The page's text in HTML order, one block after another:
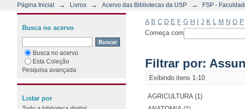
Página Inicial → Livros → Acervo das Bibliotecas da USP → FSP -
A B C D E F G H J K M N O P
Começa com
Filtrar por:
Exibindo itens 1-10
AGRICULTURA (1)
Busca no acervo
Busca no acervo
Esta Coleção
Pesquisa avançada
Listar por